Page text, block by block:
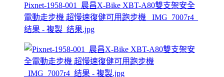
Pixnet-1958-001_晨昌X-Bike XBT-A80雙支架安全
電動走步機 超慢速復健可用跑步機 _IMG_7007r4_
结果 - 複製_结果.jpg